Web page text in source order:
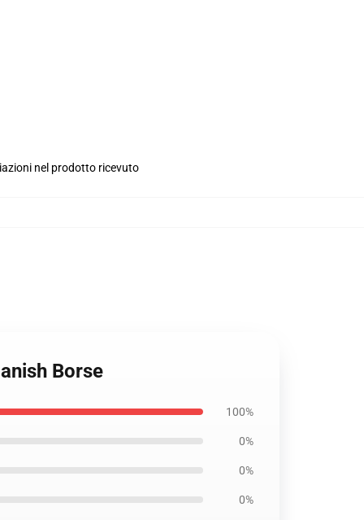
nel prodotto ricevuto
Borse
100%
0%
0%
0%